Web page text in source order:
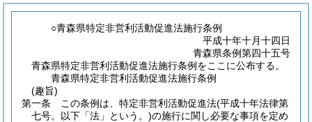
○青森県特定非営利活動促進法施行条例
平成十年十月十四日
青森県条例第四十五号
青森県特定非営利活動促進法施行条例をここに公布する。
青森県特定非営利活動促進法施行条例
(趣旨)
第一条
この条例は、特定非営利活動促進法(平成十年法律第
七号。以下「法」という。)の施行に関し必要な事項を定め